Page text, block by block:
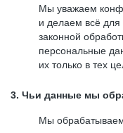
Мы уважаем
и делаем всё для
законной
персональные
их только в тех
3. Чьи данные мы
Мы